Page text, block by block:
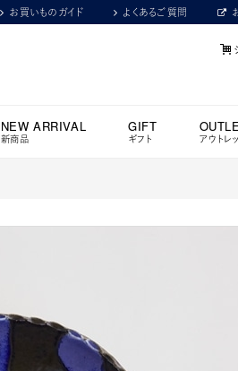
お買いものガイド よくあるご質問
NEW ARRIVAL
新商品
GIFT
ギフト アウトレ